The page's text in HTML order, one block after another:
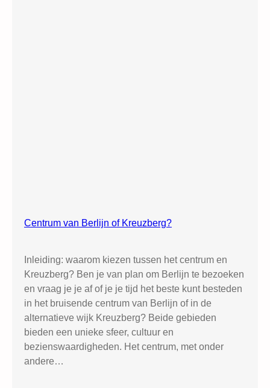
Centrum van Berlijn of Kreuzberg?
Inleiding: waarom kiezen tussen het centrum en
Kreuzberg? Ben je van plan om Berlijn te bezoeken
en vraag je je af of je je tijd het beste kunt besteden
in het bruisende centrum van Berlijn of in de
alternatieve wijk Kreuzberg? Beide gebieden
bieden een unieke sfeer, cultuur en
bezienswaardigheden. Het centrum, met onder
andere…